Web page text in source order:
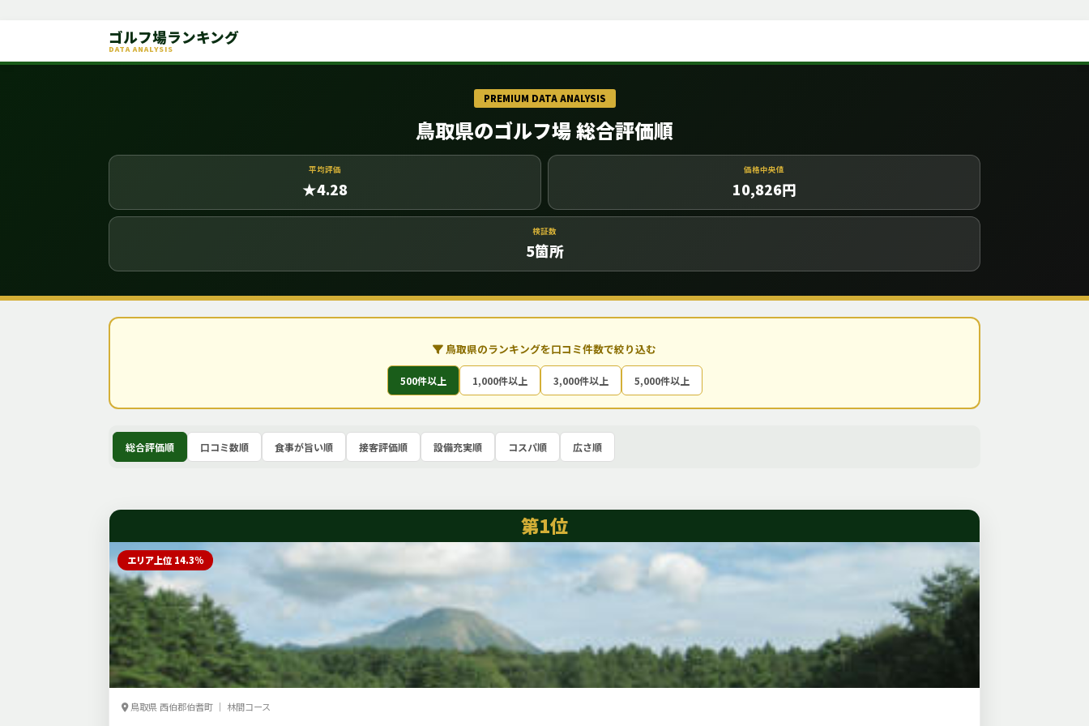
ゴルフ場ランキング
DATA ANALYSIS
PREMIUM DATA ANALYSIS
鳥取県のゴルフ場 総合評価順
平均評価
★4.28
価格中央値
10,826円
検証数
5箇所
鳥取県のランキングを口コミ件数で絞り込む
500件以上 1,000件以上 3,000件以上 5,000件以上
総合評価順 口コミ数順 食事が旨い順 接客評価順 設備充実順 コスパ順 広さ順
第1位
エリア上位 14.3%
鳥取県 西伯郡伯耆町 ｜ 林間コース